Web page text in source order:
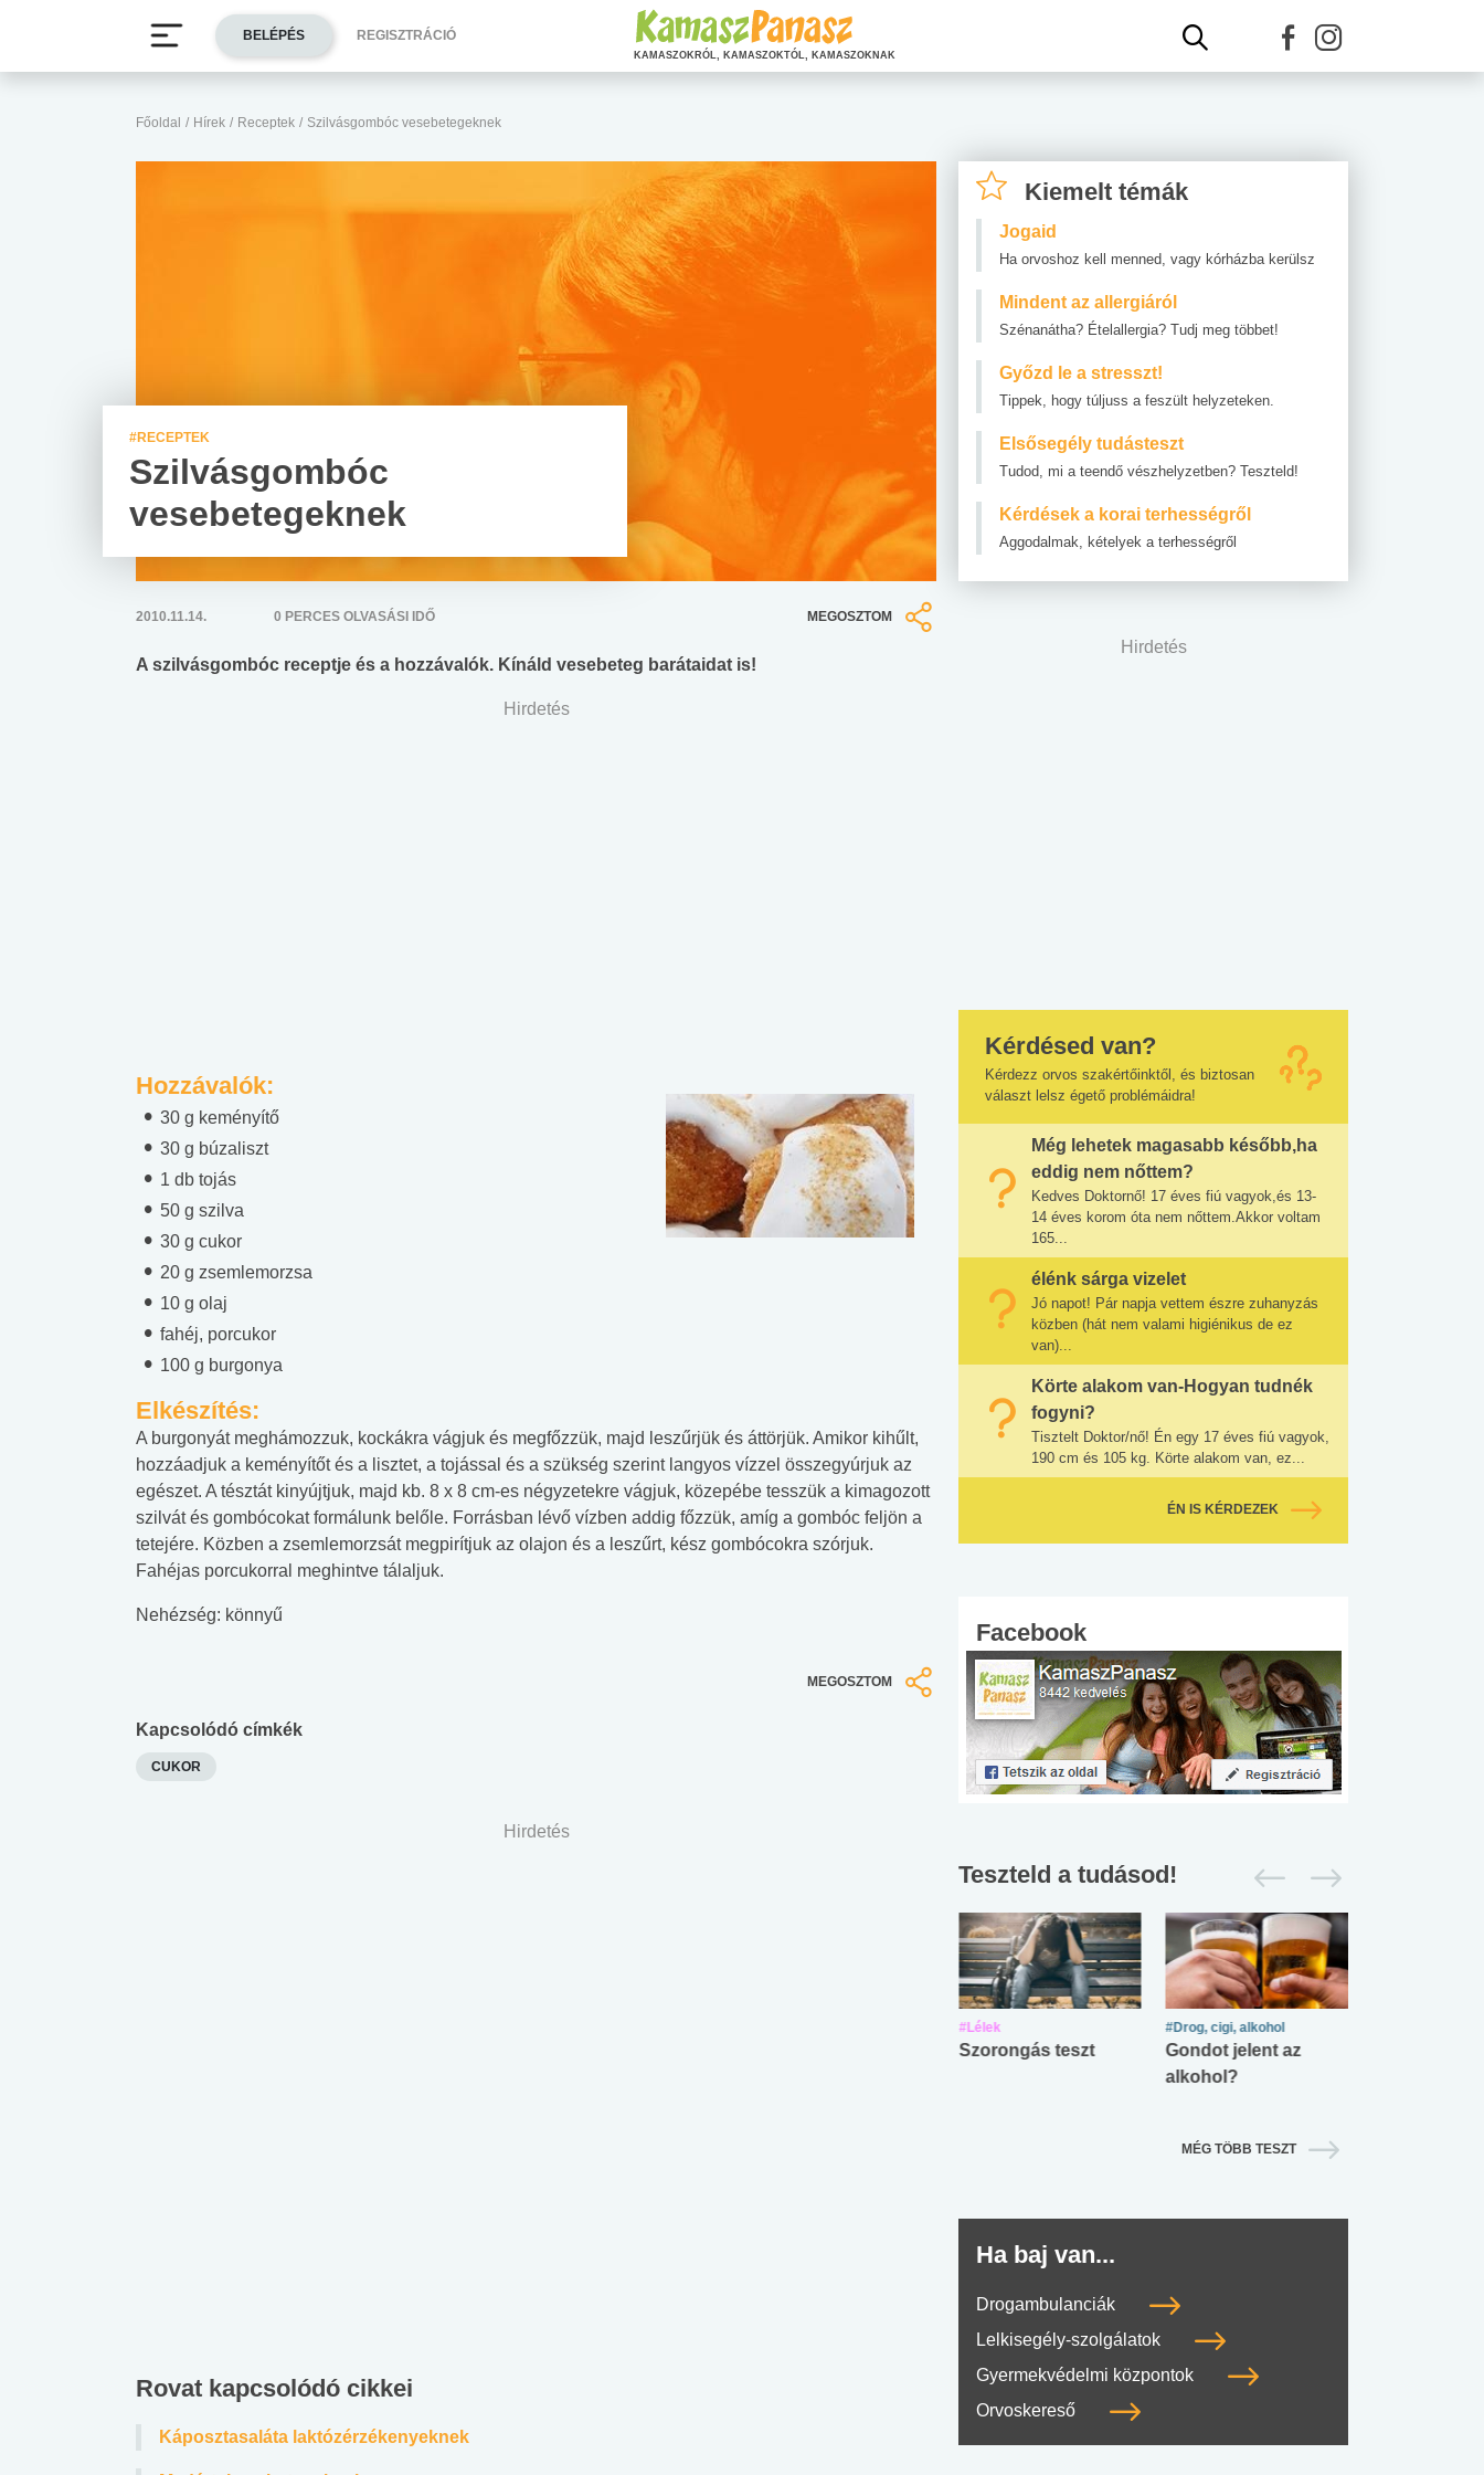
Főoldal / Hírek / Receptek / Szilvásgombóc vesebetegeknek
#RECEPTEK
Szilvásgombóc
vesebetegeknek
2010.11.14. 0 PERCES OLVASÁSI IDŐ MEGOSZTOM
A szilvásgombóc receptje és a hozzávalók. Kínáld vesebeteg barátaidat is!
Hirdetés
Hozzávalók:
30 g keményítő
30 g búzaliszt
1 db tojás
50 g szilva
30 g cukor
20 g zsemlemorzsa
10 g olaj
fahéj, porcukor
100 g burgonya
Elkészítés:
A burgonyát meghámozzuk, kockákra vágjuk és megfőzzük, majd leszűrjük és áttörjük. Amikor kihűlt,
hozzáadjuk a keményítőt és a lisztet, a tojással és a szükség szerint langyos vízzel összegyúrjuk az
egészet. A tésztát kinyújtjuk, majd kb. 8 x 8 cm-es négyzetekre vágjuk, közepébe tesszük a kimagozott
szilvát és gombócokat formálunk belőle. Forrásban lévő vízben addig főzzük, amíg a gombóc feljön a
tetejére. Közben a zsemlemorzsát megpirítjuk az olajon és a leszűrt, kész gombócokra szórjuk.
Fahéjas porcukorral meghintve tálaljuk.
Nehézség: könnyű
MEGOSZTOM
Kapcsolódó címkék
CUKOR
Hirdetés
Rovat kapcsolódó cikkei
Káposztasaláta laktózérzékenyeknek
Kiemelt témák
Jogaid
Ha orvoshoz kell menned, vagy kórházba kerülsz
Mindent az allergiáról
Szénanátha? Ételallergia? Tudj meg többet!
Győzd le a stresszt!
Tippek, hogy túljuss a feszült helyzeteken.
Elsősegély tudásteszt
Tudod, mi a teendő vészhelyzetben? Teszteld!
Kérdések a korai terhességről
Aggodalmak, kételyek a terhességről
Hirdetés
Kérdésed van?
Kérdezz orvos szakértőinktől, és biztosan
választ lelsz égető problémáidra!
Még lehetek magasabb később,ha
eddig nem nőttem?
Kedves Doktornő! 17 éves fiú vagyok,és 13-
14 éves korom óta nem nőttem.Akkor voltam
165...
élénk sárga vizelet
Jó napot! Pár napja vettem észre zuhanyzás
közben (hát nem valami higiénikus de ez
van)...
Körte alakom van-Hogyan tudnék
fogyni?
Tisztelt Doktor/nő! Én egy 17 éves fiú vagyok,
190 cm és 105 kg. Körte alakom van, ez...
ÉN IS KÉRDEZEK
Facebook
Teszteld a tudásod!
#Lélek
Szorongás teszt
#Drog, cigi, alkohol
Gondot jelent az
alkohol?
MÉG TÖBB TESZT
Ha baj van...
Drogambulanciák
Lelkisegély-szolgálatok
Gyermekvédelmi központok
Orvoskereső
BELÉPÉS REGISZTRÁCIÓ
KAMASZOKRÓL, KAMASZOKTÓL, KAMASZOKNAK